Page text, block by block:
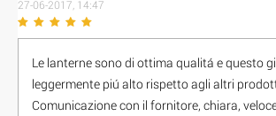
27-06-2017, 14:47
Le lanterne sono di ottima qualitá e questo
leggermente piú alto rispetto agli altri
Comunicazione con il fornitore, chiara,